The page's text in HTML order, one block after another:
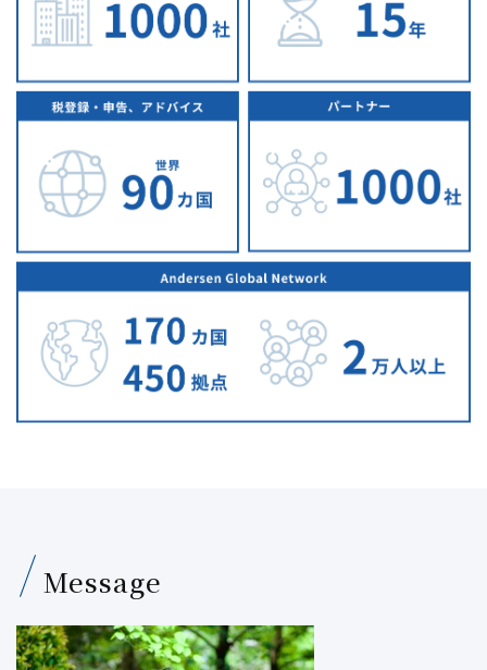
Message